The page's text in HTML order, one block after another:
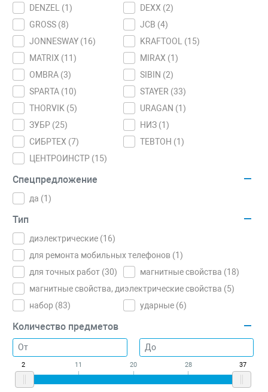
DENZEL (1 ) DEXX (2)
GROSS (8) JCB (4)
JONNESWAY (16) KRAFTOOL (15)
MATRIX (11 ) MIRAX (1)
OMBRA (3) SIBIN (2)
SPARTA (10) STAYER (33)
THORVIK (5) URAGAN (1)
ЗУБР (25) НИЗ (1)
СИБРТЕХ (7) ТЕВТОН (1)
ЦЕНТРОИНСТР (15)
Спецпредложение
да (1 )
Тип
диэлектрические (16)
для ремонта мобильных телефонов (1 )
для точных работ (30) магнитные свойства (18)
магнитные свойства, диэлектрические свойства (5)
набор (83) ударные (6)
Количество предметов
2 11 20 28 37